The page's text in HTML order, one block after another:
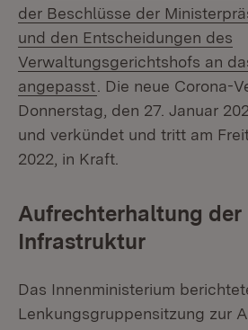
der Beschlüsse der
und den Entscheidungen des
Verwaltungsgerichtshofs an
angepasst . Die neue Corona-
Donnerstag, den 27. Januar
und verkündet und tritt am
2022, in Kraft.
Aufrechterhaltung der
Infrastruktur
Das Innenministerium
Lenkungsgruppensitzung zur